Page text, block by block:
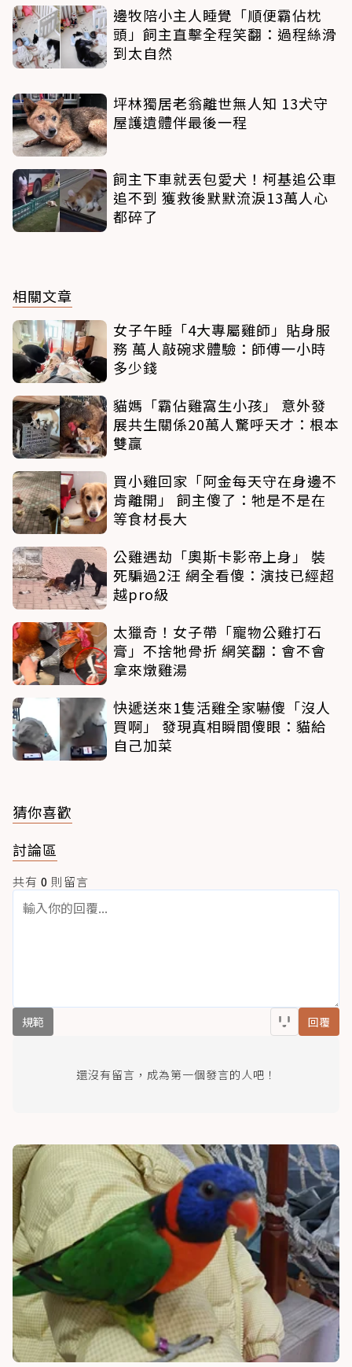
邊牧陪小主人睡覺「順便霸佔枕
頭」飼主直擊全程笑翻：過程絲滑
到太自然
坪林獨居老翁離世無人知 13犬守
屋護遺體伴最後一程
飼主下車就丟包愛犬！柯基追公車
追不到 獲救後默默流淚13萬人心
都碎了
相關文章
女子午睡「4大專屬雞師」貼身服
務 萬人敲碗求體驗：師傅一小時
多少錢
貓媽「霸佔雞窩生小孩」 意外發
展共生關係20萬人驚呼天才：根本
雙贏
買小雞回家「阿金每天守在身邊不
肯離開」 飼主傻了：牠是不是在
等食材長大
公雞遇劫「奧斯卡影帝上身」 裝
死騙過2汪 網全看傻：演技已經超
越pro級
太獵奇！女子帶「寵物公雞打石
膏」不捨牠骨折 網笑翻：會不會
拿來燉雞湯
快遞送來1隻活雞全家嚇傻「沒人
買啊」 發現真相瞬間傻眼：貓給
自己加菜
猜你喜歡
討論區
共有 0 則留言
規範 回覆
還沒有留言，成為第一個發言的人吧！